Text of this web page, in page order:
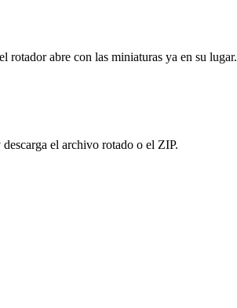
abre con las miniaturas ya en su lugar.
el archivo rotado o el ZIP.